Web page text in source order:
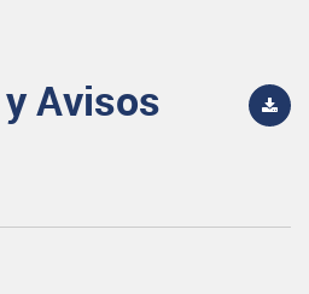
Avisos